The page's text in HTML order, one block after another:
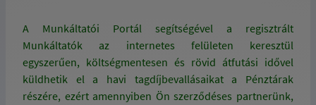
A Munkáltatói Portál segítségével a regisztrált
Munkáltatók az internetes felületen keresztül
egyszerűen, költségmentesen és rövid átfutási idővel
küldhetik el a havi tagdíjbevallásaikat a Pénztárak
részére, ezért amennyiben Ön szerződéses partnerünk,